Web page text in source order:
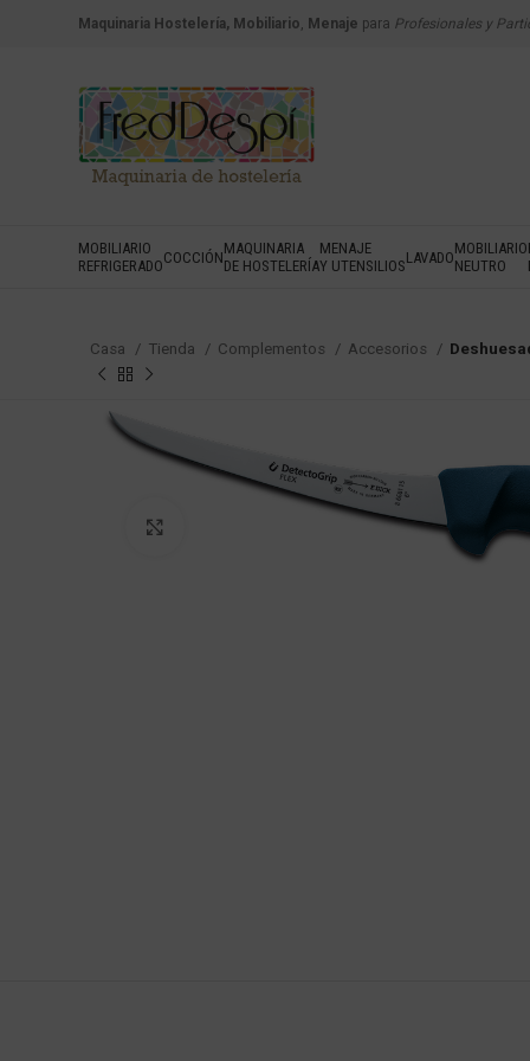
Maquinaria Hostelería, Mobiliario, Menaje para Profesionales y
MOBILIARIO
REFRIGERADOCOCCIÓNMAQUINARIA
DE HOSTELERÍA
MENAJE
Y UTENSILIOSLAVADOMOBILIARIO
NEUTRO
Casa Tienda Complementos Accesorios
Haga Click para agrandar